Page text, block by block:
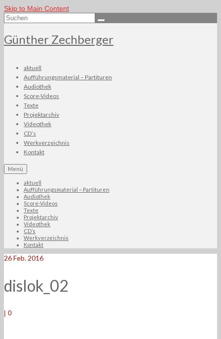
Skip to Main Content
Suchen
nach:
Günther Zechberger
aktuell
Aufführungsmaterial – Partituren
Audiothek
Score-Videos
Texte
Projektarchiv
Videothek
CD’s
Werkverzeichnis
Kontakt
Menü
aktuell
Aufführungsmaterial – Partituren
Audiothek
Score-Videos
Texte
Projektarchiv
Videothek
CD’s
Werkverzeichnis
Kontakt
26Feb. 2016
dislok_02
| 0